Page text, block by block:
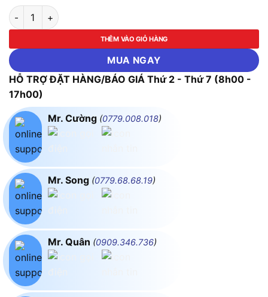
Camera IP 6MP bán cầu HIKVISION DS-2CD1167G2H-LIUF số
THÊM VÀO GIỎ HÀNG
MUA NGAY
HỖ TRỢ ĐẶT HÀNG/BÁO GIÁ Thứ 2 - Thứ 7 (8h00 -
17h00)
Mr. Cường (0779.008.018)
Mr. Song (0779.68.68.19)
Mr. Quân (0909.346.736)